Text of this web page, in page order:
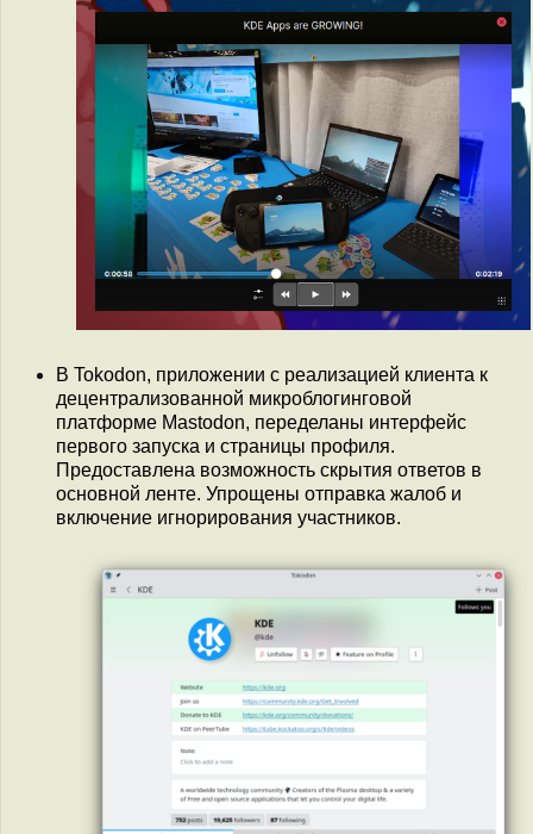
В Tokodon, приложении с реализацией клиента к
децентрализованной микроблогинговой
платформе Mastodon, переделаны интерфейс
первого запуска и страницы профиля.
Предоставлена возможность скрытия ответов в
основной ленте. Упрощены отправка жалоб и
включение игнорирования участников.